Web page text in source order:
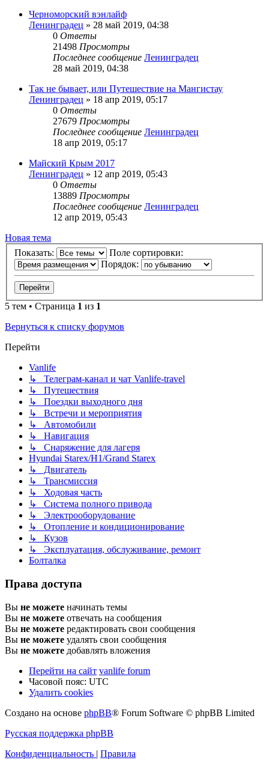
Черноморский вэнлайф
Ленинградец » 28 май 2019, 04:38
0 Ответы
21498 Просмотры
Последнее сообщение Ленинградец
28 май 2019, 04:38
Так не бывает, или Путешествие на Мангистау
Ленинградец » 18 апр 2019, 05:17
0 Ответы
27679 Просмотры
Последнее сообщение Ленинградец
18 апр 2019, 05:17
Майский Крым 2017
Ленинградец » 12 апр 2019, 05:43
0 Ответы
13889 Просмотры
Последнее сообщение Ленинградец
12 апр 2019, 05:43
Новая тема
Показать:
Поле сортировки:
Порядок:
5 тем • Страница 1 из 1
Вернуться к списку форумов
Перейти
Vanlife
↳ Телеграм-канал и чат Vanlife-travel
↳ Путешествия
↳ Поездки выходного дня
↳ Встречи и мероприятия
↳ Автомобили
↳ Навигация
↳ Снаряжение для лагеря
Hyundai Starex/H1/Grand Starex
↳ Двигатель
↳ Трансмиссия
↳ Ходовая часть
↳ Система полного привода
↳ Электрооборудование
↳ Отопление и кондиционирование
↳ Кузов
↳ Эксплуатация, обслуживание, ремонт
Болталка
Права доступа
Вы не можете начинать темы
Вы не можете отвечать на сообщения
Вы не можете редактировать свои сообщения
Вы не можете удалять свои сообщения
Вы не можете добавлять вложения
Перейти на сайт vanlife forum
Часовой пояс: UTC
Удалить cookies
Создано на основе phpBB® Forum Software © phpBB Limited
Русская поддержка phpBB
Конфиденциальность | Правила